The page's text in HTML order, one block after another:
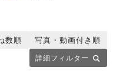
詳細フィルター
数順 写真・動画付き順